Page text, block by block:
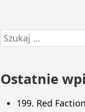
Przejdź
do
Szukaj:
Ostatnie
199. Red Faction